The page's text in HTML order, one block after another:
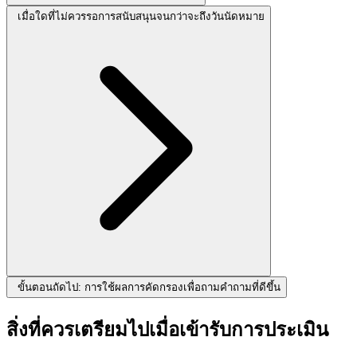
เมื่อใดที่ไม่ควรรอการสนับสนุนจนกว่าจะถึงวันนัดหมาย
ขั้นตอนถัดไป: การใช้ผลการคัดกรองเพื่อถามคำถามที่ดีขึ้น
สิ่งที่ควรเตรียมไปเมื่อเข้ารับการประเมิน